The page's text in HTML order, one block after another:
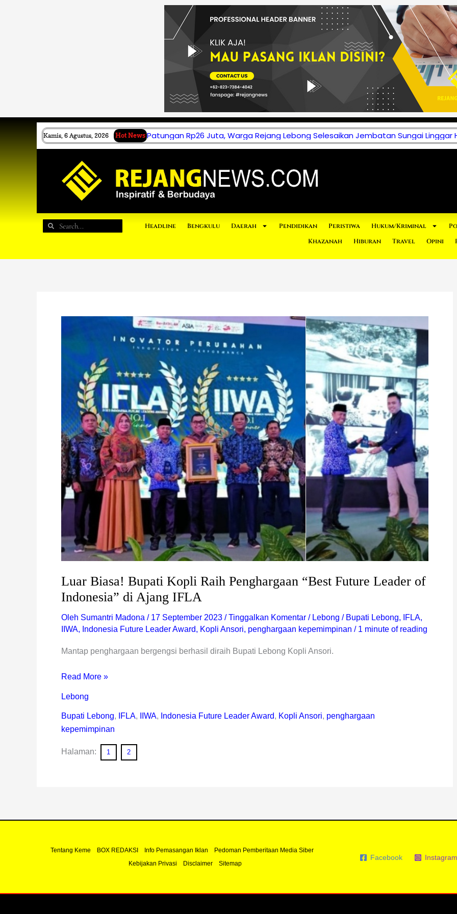
Kamis, 6 Agustus, 2026 Hot News Patungan Rp26 Juta, Warga Rejang Lebong Selesaikan Jembatan Sungai Linggar
Search
Search Headline Bengkulu Daerah Pendidikan Peristiwa Hukum/Kriminal
Khazanah
Hiburan Travel Opini
Luar Biasa! Bupati Kopli Raih Penghargaan “Best Future Leader of
Indonesia” di Ajang IFLA
Oleh Sumantri Madona / 17 September 2023 /Tinggalkan Komentar / Lebong / Bupati Lebong, IFLA,
IIWA, Indonesia Future Leader Award, Kopli Ansori, penghargaan kepemimpinan / 1 minute of reading
Mantap penghargaan bergengsi berhasil diraih Bupati Lebong Kopli Ansori.
Bupati
Penghargaan
“Best
Future
Leader
of
Indonesia”
di
Ajang
IFLA
Read More »
Lebong
Bupati Lebong, IFLA, IIWA, Indonesia Future Leader Award, Kopli Ansori, penghargaan
kepemimpinan
Halaman: 1 2
Tentang Keme BOX REDAKSI Info Pemasangan Iklan
Pedoman Pemberitaan Media Siber
Kebijakan Privasi
Disclaimer Sitemap
Facebook Instagram